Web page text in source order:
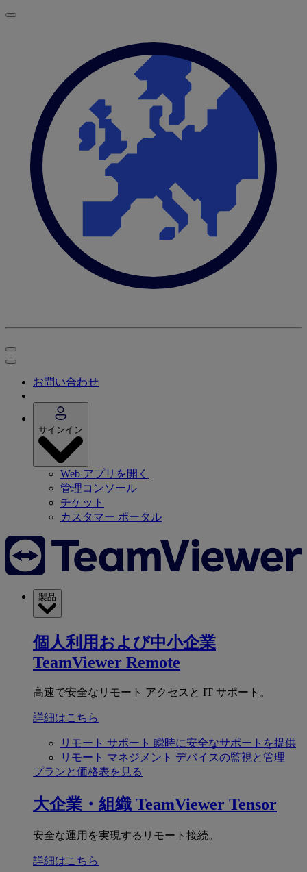
お問い合わせ
サインイン
Web アプリを開く
管理コンソール
チケット
カスタマー ポータル
製品
個人利用および中小企業
TeamViewer Remote
高速で安全なリモート アクセスと IT サポート。
詳細はこちら
リモート サポート 瞬時に安全なサポートを提供
リモート マネジメント デバイスの監視と管理
プランと価格表を見る
大企業・組織 TeamViewer Tensor
安全な運用を実現するリモート接続。
詳細はこちら